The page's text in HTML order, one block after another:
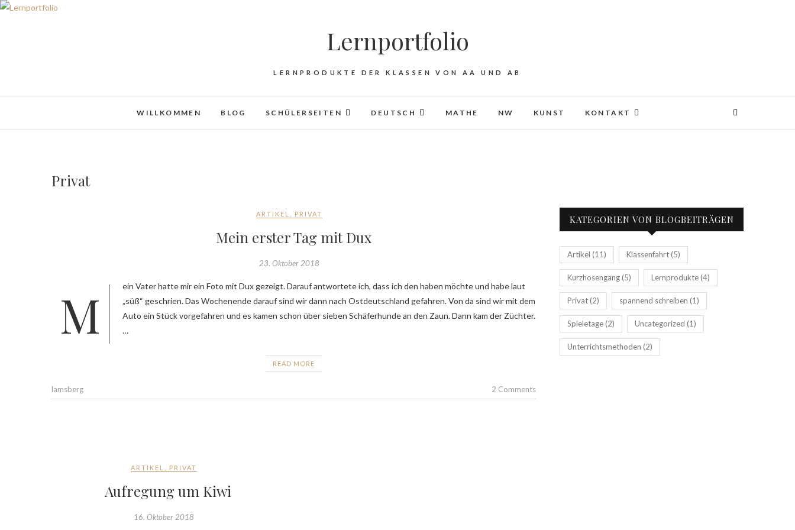
Lernportfolio
LERNPRODUKTE DER KLASSEN VON AA UND AB
WILLKOMMEN BLOG SCHÜLERSEITEN DEUTSCH MATHE NW KUNST KONTAKT
Privat
ARTIKEL PRIVAT
Mein erster Tag mit Dux
23. Oktober 2018
Mein Vater hatte mir ein Foto mit Dux gezeigt. Darauf antwortete ich, dass ich den haben möchte und habe laut
„süß“ geschrien. Das Wochenende darauf sind wir dann nach Ostdeutschland gefahren. Von da sind wir mit dem
Auto ein Stück vorgefahren und es kamen schon über sieben Schäferhunde an den Zaun. Dann kam der Züchter.
…
READ MORE
lamsberg 2 Comments
ARTIKEL PRIVAT
Aufregung um Kiwi
16. Oktober 2018
KATEGORIEN VON BLOGBEITRÄGEN
Artikel (11) Klassenfahrt(5)
Kurzhosengang(5) Lernprodukte(4)
Privat(2) spannend schreiben (1)
Spieletage(2) Uncategorized (1)
Unterrichtsmethoden (2)